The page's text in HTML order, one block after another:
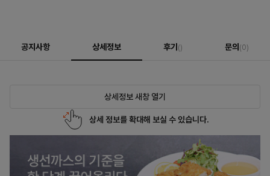
공지사항 상세정보 후기 () 문의 (0)
상세정보 새창 열기
상세 정보를 확대해 보실 수 있습니다.